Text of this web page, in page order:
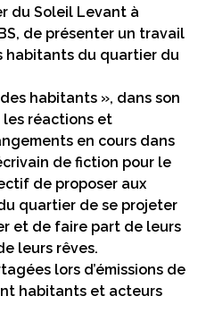
du Soleil Levant à
de présenter un travail
habitants du quartier du
habitants », dans son
réactions et
en cours dans
de fiction pour le
de proposer aux
quartier de se projeter
et de faire part de leurs
leurs rêves.
lors d’émissions de
habitants et acteurs